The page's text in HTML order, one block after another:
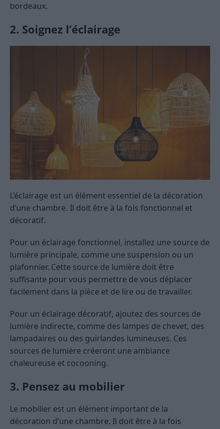
bordeaux.
2. Soignez l’éclairage
L’éclairage est un élément essentiel de la décoration
d’une chambre. Il doit être à la fois fonctionnel et
décoratif.
Pour un éclairage fonctionnel, installez une source de
lumière principale, comme une suspension ou un
plafonnier. Cette source de lumière doit être
suffisante pour vous permettre de vous déplacer
facilement dans la pièce et de lire ou de travailler.
Pour un éclairage décoratif, ajoutez des sources de
lumière indirecte, comme des lampes de chevet, des
lampadaires ou des guirlandes lumineuses. Ces
sources de lumière créeront une ambiance
chaleureuse et cocooning.
3. Pensez au mobilier
Le mobilier est un élément important de la
décoration d’une chambre. Il doit être à la fois